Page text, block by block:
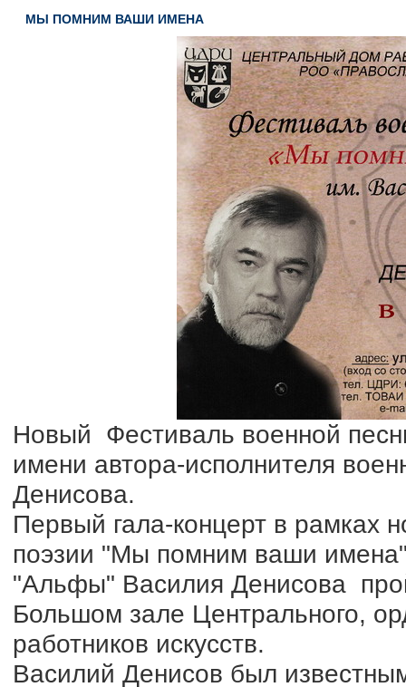
МЫ ПОМНИМ ВАШИ ИМЕНА
Новый Фестиваль военной
имени автора-исполнителя
Денисова.
Первый гала-концерт в рамках
поэзии "Мы помним ваши
"Альфы" Василия Денисова
Большом зале Центрального,
работников искусств.
Василий Денисов был